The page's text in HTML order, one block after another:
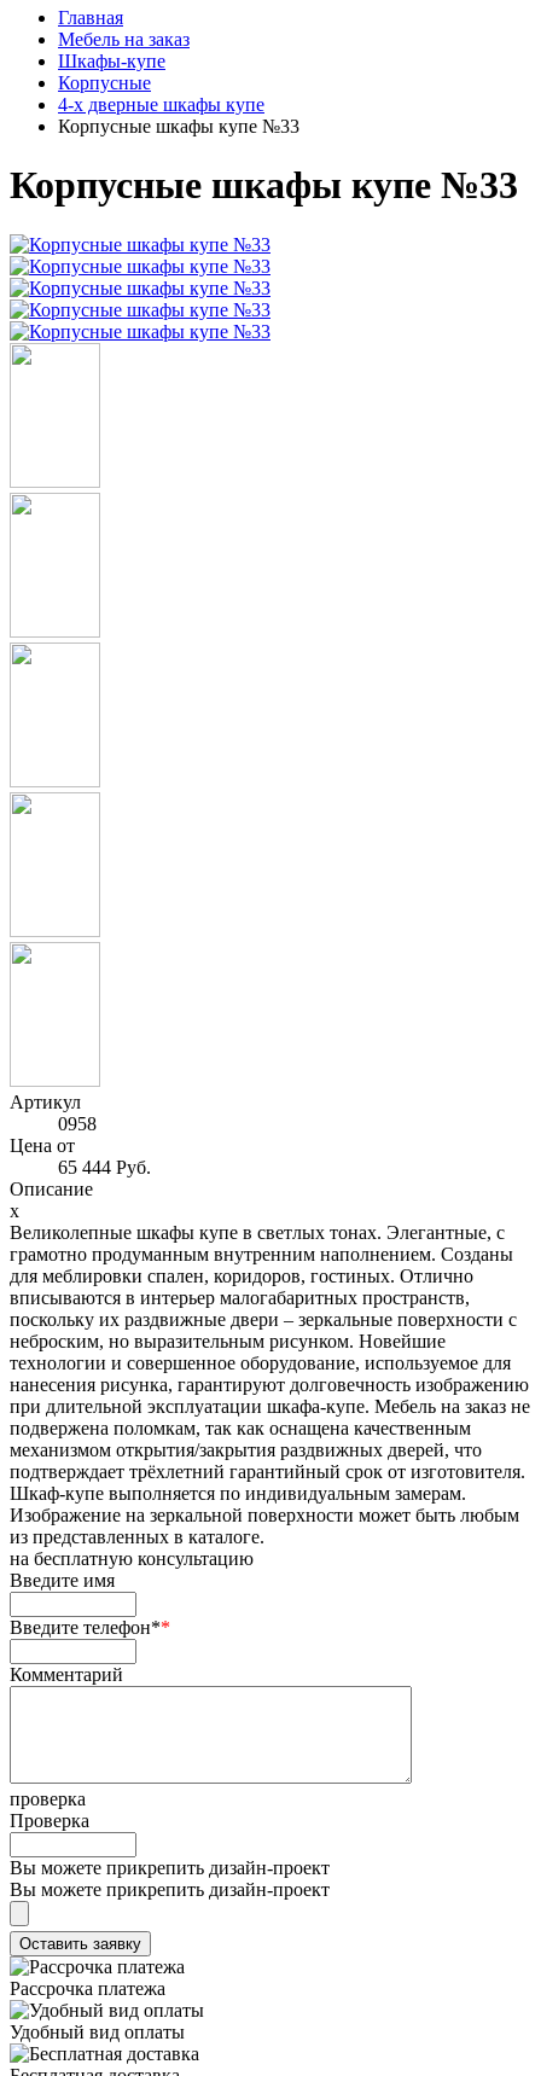
Главная
Мебель на заказ
Шкафы-купе
Корпусные
4-х дверные шкафы купе
Корпусные шкафы купе №33
Корпусные шкафы купе №33
Артикул
0958
Цена от
65 444 Руб.
Описание
x
Великолепные шкафы купе в светлых тонах. Элегантные, с
грамотно продуманным внутренним наполнением. Созданы
для меблировки спален, коридоров, гостиных. Отлично
вписываются в интерьер малогабаритных пространств,
поскольку их раздвижные двери – зеркальные поверхности с
неброским, но выразительным рисунком. Новейшие
технологии и совершенное оборудование, используемое для
нанесения рисунка, гарантируют долговечность изображению
при длительной эксплуатации шкафа-купе. Мебель на заказ не
подвержена поломкам, так как оснащена качественным
механизмом открытия/закрытия раздвижных дверей, что
подтверждает трёхлетний гарантийный срок от изготовителя.
Шкаф-купе выполняется по индивидуальным замерам.
Изображение на зеркальной поверхности может быть любым
из представленных в каталоге.
на бесплатную консультацию
Введите имя
Введите телефон**
Комментарий
проверка
Проверка
Вы можете прикрепить дизайн-проект
Вы можете прикрепить дизайн-проект
Рассрочка платежа
Удобный вид оплаты